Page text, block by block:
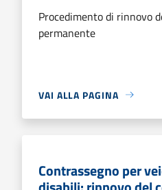
Procedimento di rinnovo
permanente
VAI ALLA PAGINA
Contrassegno per